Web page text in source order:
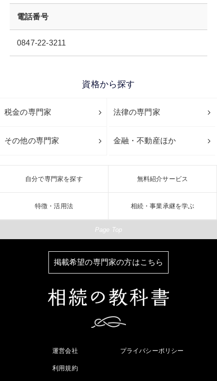
電話番号
0847-22-3211
資格から探す
税金の専門家 法律の専門家
その他の専門家 金融・不動産ほか
自分で専門家を探す 無料紹介サービス
特徴・活用法 相続・事業承継を学ぶ
Page Top
掲載希望の専門家の方はこちら
運営会社 プライバシーポリシー
利用規約